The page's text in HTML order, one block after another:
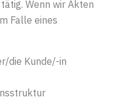
Wenn wir Akten
Falle eines
/die Kunde/-in